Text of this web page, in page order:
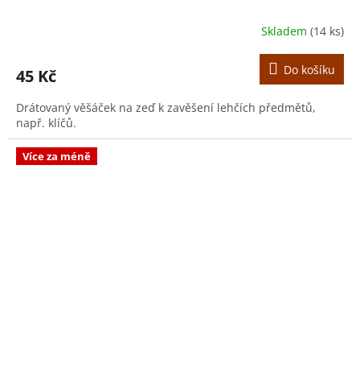
Skladem (14 ks)
45 Kč Do košíku
Drátovaný věšáček na zeď k zavěšení lehčích předmětů,
např. klíčů.
Více za méně